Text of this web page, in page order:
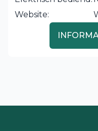
Website: